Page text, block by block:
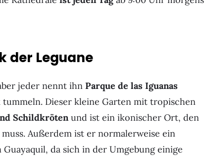
der Leguane
jeder nennt ihn Parque de las Iguanas
Dieser kleine Garten mit tropischen
Schildkrötenund ist ein ikonischer Ort, den
Außerdem ist er normalerweise ein
da sich in der Umgebung einige